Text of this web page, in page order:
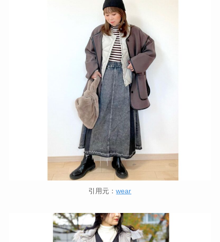
引用元：wear